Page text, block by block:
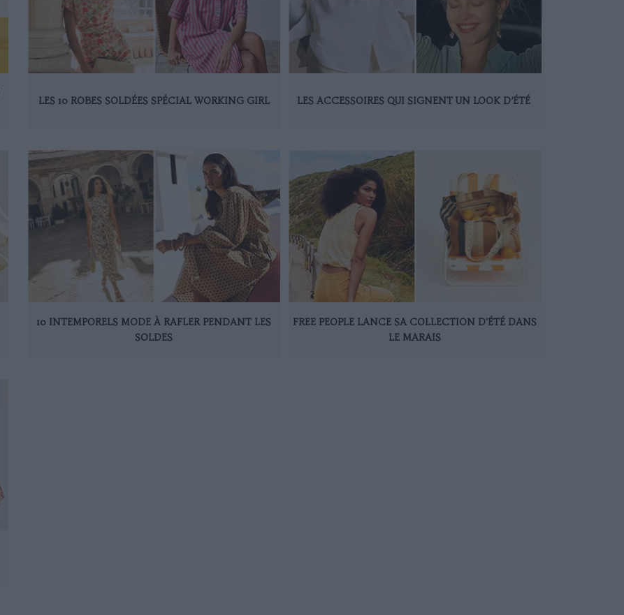
LES 10 ROBES SOLDÉES SPÉCIAL WORKING GIRL LES ACCESSOIRES QUI SIGNENT UN LOOK D’ÉTÉ
10 INTEMPORELS MODE À RAFLER PENDANT LES
SOLDES
FREE PEOPLE LANCE SA COLLECTION D'ÉTÉ DANS
LE MARAIS